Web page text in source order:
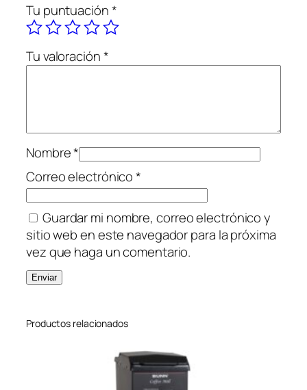
Tu puntuación*
Tu valoración*
Nombre*
Correo electrónico*
Guardar mi nombre, correo electrónico y
sitio web en este navegador para la próxima
vez que haga un comentario.
Productos relacionados